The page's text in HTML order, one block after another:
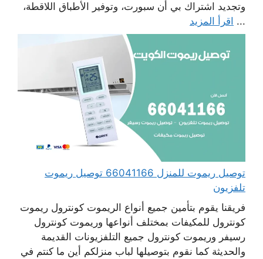
وتجديد اشتراك بي أن سبورت، وتوفير الأطباق اللاقطة،
... اقرأ المزيد
توصيل ريموت للمنزل 66041166 توصيل ريموت
تلفزيون
فريقنا يقوم بتأمين جميع أنواع الريموت كونترول ريموت
كونترول للمكيفات بمختلف أنواعها وريموت كونترول
رسيفر وريموت كونترول جميع التلفزيونات القديمة
والحديثة كما نقوم بتوصيلها لباب منزلكم أين ما كنتم في